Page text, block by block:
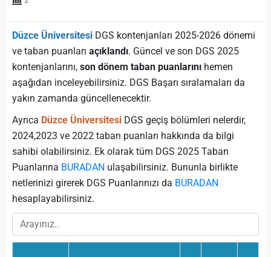
Düzce Üniversitesi DGS kontenjanları 2025-2026 dönemi
ve taban puanları açıklandı. Güncel ve son DGS 2025
kontenjanlarını, son dönem taban puanlarını hemen
aşağıdan inceleyebilirsiniz. DGS Başarı sıralamaları da
yakın zamanda güncellenecektir.
Ayrıca Düzce Üniversitesi DGS geçiş bölümleri nelerdir,
2024,2023 ve 2022 taban puanları hakkında da bilgi
sahibi olabilirsiniz. Ek olarak tüm DGS 2025 Taban
Puanlarına BURADAN ulaşabilirsiniz. Bununla birlikte
netlerinizi girerek DGS Puanlarınızı da BURADAN
hesaplayabilirsiniz.